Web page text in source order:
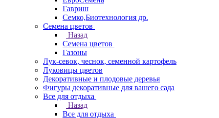
Гавриш
Семко,Биотехнология др.
Семена цветов
Назад
Семена цветов
Газоны
Лук-севок, чеснок, семенной картофель
Луковицы цветов
Декоративные и плодовые деревья
Фигуры декоративные для вашего сада
Все для отдыха
Назад
Все для отдыха